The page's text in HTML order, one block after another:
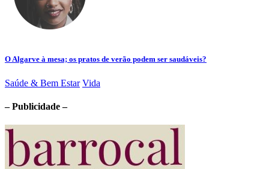
O Algarve à mesa; os pratos de verão podem ser saudáveis?
Saúde & Bem Estar Vida
– Publicidade –